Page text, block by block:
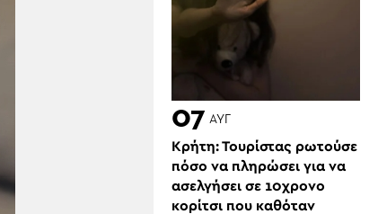
07 ΑΥΓ
Κρήτη: Τουρίστας ρωτούσε
πόσο να πληρώσει για να
ασελγήσει σε 10χρονο
κορίτσι που καθόταν